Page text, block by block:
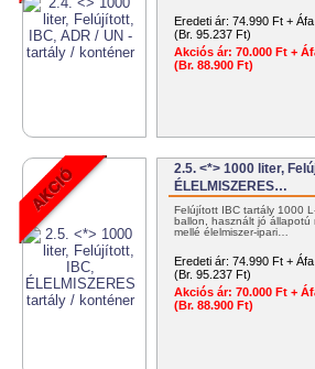
Eredeti ár: 74.990 Ft + Áfa
(Br. 95.237 Ft)
Akciós ár: 70.000 Ft +
(Br. 88.900 Ft)
2.5. <*> 1000 liter,
ÉLELMISZERES…
Felújított IBC tartály 1000
ballon, használt jó állapotú
mellé élelmiszer-ipari…
Eredeti ár: 74.990 Ft + Áfa
(Br. 95.237 Ft)
Akciós ár: 70.000 Ft +
(Br. 88.900 Ft)